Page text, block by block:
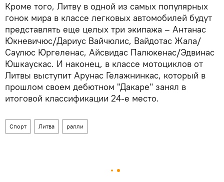
Кроме того, Литву в одной из самых популярных
гонок мира в классе легковых автомобилей будут
представлять еще целых три экипажа – Антанас
Юкневичюс/Дариус Вайчюлис, Вайдотас Жала/
Саулюс Юргеленас, Айсвидас Палюкенас/Эдвинас
Юшкаускас. И наконец, в классе мотоциклов от
Литвы выступит Арунас Гелажнинкас, который в
прошлом своем дебютном "Дакаре" занял в
итоговой классификации 24-е место.
Спорт Литва ралли